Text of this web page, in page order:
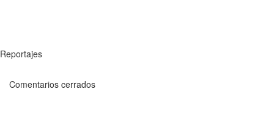
Reportajes
Comentarios cerrados